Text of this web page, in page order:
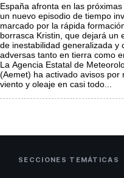
España afronta en las
un nuevo episodio de tiempo
marcado por la rápida
borrasca Kristin, que dejará un
de inestabilidad generalizada y
adversas tanto en tierra como
La Agencia Estatal de
(Aemet) ha activado avisos por
viento y oleaje en casi todo...
SECCIONES TEMÁTICAS